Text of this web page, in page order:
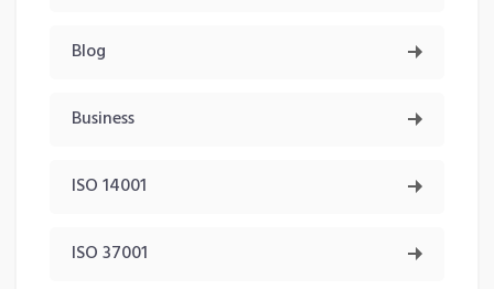
Blog
Business
ISO 14001
ISO 37001